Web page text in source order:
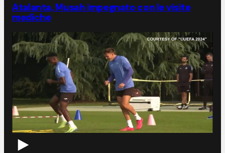
Atalanta, Musah impegnato con le visite
mediche